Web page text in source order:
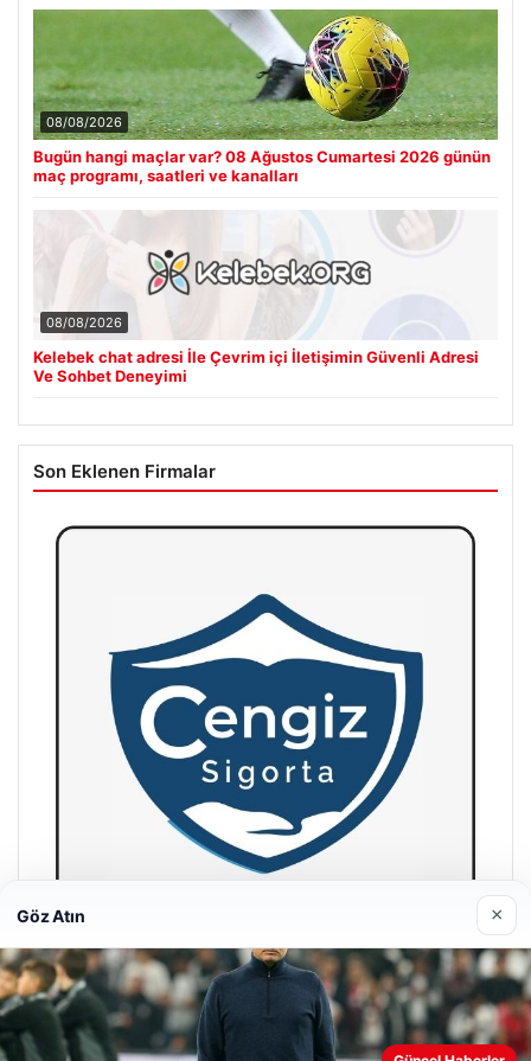
08/08/2026
Bugün hangi maçlar var? 08 Ağustos Cumartesi 2026 günün
maç programı, saatleri ve kanalları
08/08/2026
Kelebek chat adresi İle Çevrim içi İletişimin Güvenli Adresi
Ve Sohbet Deneyimi
Son Eklenen Firmalar
Hastaş Beton
26/05/2026
Web sitemizi nasıl kullandığınızı daha iyi anlayabilmek,
Göz Atın ×